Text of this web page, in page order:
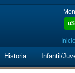
u$
Historia Infantil/